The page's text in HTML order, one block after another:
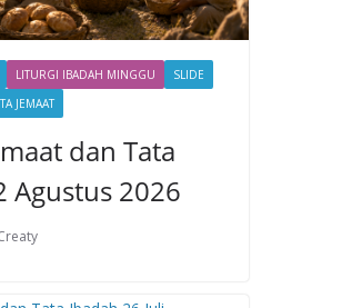
LITURGI IBADAH MINGGU
SLIDE
JEMAAT
dan Tata
Agustus 2026